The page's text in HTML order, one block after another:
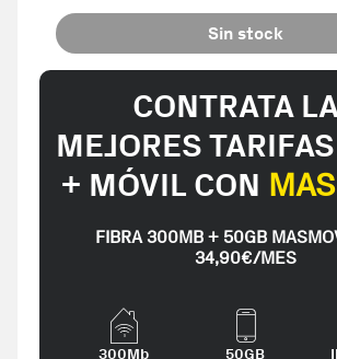
Sin stock
CONTRATA
MEJORES
+ MÓVIL CON
FIBRA 300MB + 50GB
34,90€/MES
300Mb 50GB